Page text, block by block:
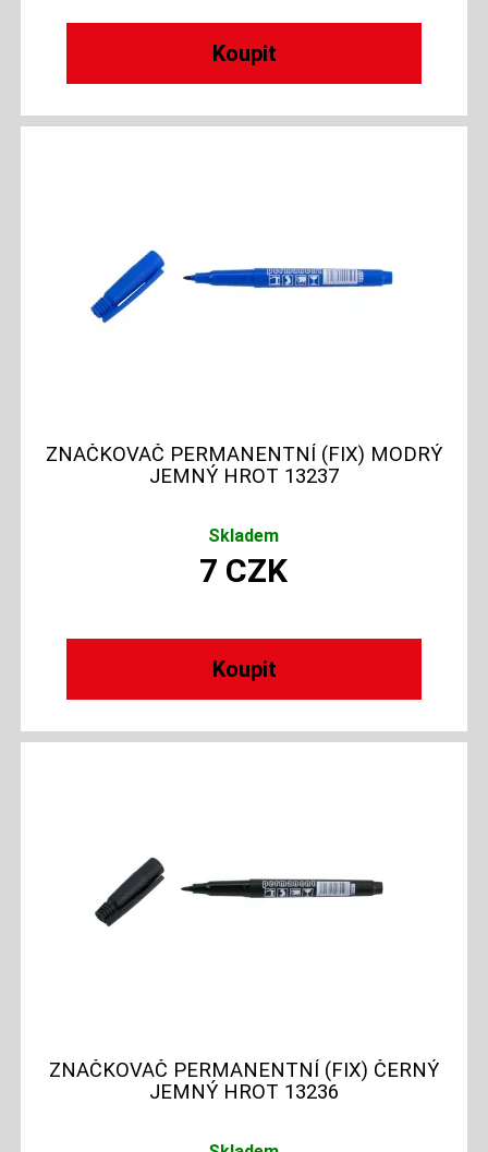
ZNAČKOVAČ PERMANENTNÍ (FIX) MODRÝ
JEMNÝ HROT 13237
Skladem
7 CZK
ZNAČKOVAČ PERMANENTNÍ (FIX) ČERNÝ
JEMNÝ HROT 13236